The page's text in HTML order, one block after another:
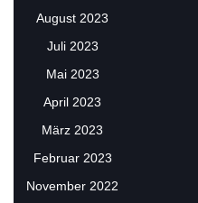
August 2023
Juli 2023
Mai 2023
April 2023
März 2023
Februar 2023
November 2022